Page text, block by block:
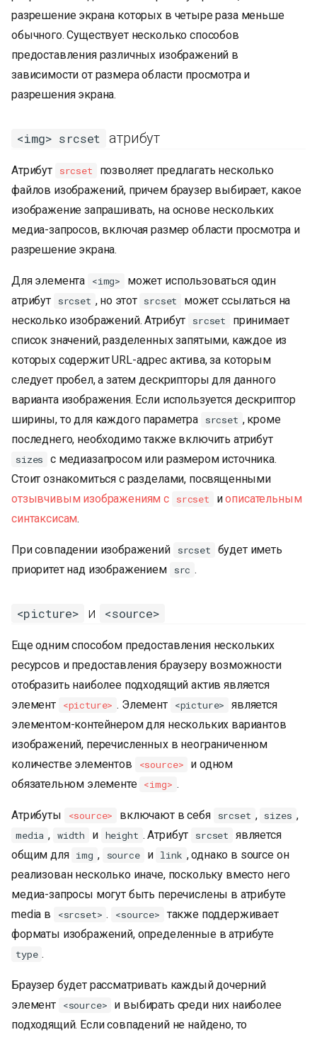
разрешение экрана которых в четыре раза меньше
обычного. Существует несколько способов
предоставления различных изображений в
зависимости от размера области просмотра и
разрешения экрана.
<img> srcset атрибут
Атрибут srcset
позволяет предлагать несколько
файлов изображений, причем браузер выбирает, какое
изображение запрашивать, на основе нескольких
медиа-запросов, включая размер области просмотра и
разрешение экрана.
Для элемента <img>
может использоваться один
атрибут
srcset , но этот srcset
может ссылаться на
несколько изображений. Атрибут
srcset
принимает
список значений, разделенных запятыми, каждое из
которых содержит URL-адрес актива, за которым
следует пробел, а затем дескрипторы для данного
варианта изображения. Если используется дескриптор
ширины, то для каждого параметра
srcset , кроме
последнего, необходимо также включить атрибут
sizes
с медиазапросом или размером источника.
Стоит ознакомиться с разделами, посвященными
отзывчивым изображениям с
srcset иописательным
синтаксисам.
При совпадении изображений srcset
будет иметь
приоритет над изображением
src .
<picture> и <source>
Еще одним способом предоставления нескольких
ресурсов и предоставления браузеру возможности
отобразить наиболее подходящий актив является
элемент
<picture> . Элемент <picture>
является
элементом-контейнером для нескольких вариантов
изображений, перечисленных в неограниченном
количестве элементов
<source>
и одном
обязательном элементе <img> .
Атрибуты <source> включают в себя srcset , sizes ,
media , width и height . Атрибут srcset
является
общим для img , source и link , однако в source он
реализован несколько иначе, поскольку вместо него
медиа-запросы могут быть перечислены в атрибуте
media в
<srcset> . <source>
также поддерживает
форматы изображений, определенные в атрибуте
type .
Браузер будет рассматривать каждый дочерний
элемент
<source>
и выбирать среди них наиболее
подходящий. Если совпадений не найдено, то